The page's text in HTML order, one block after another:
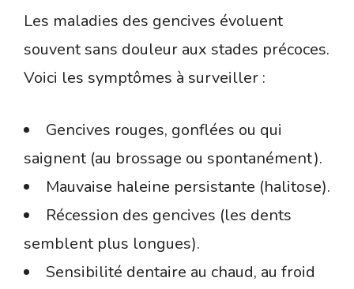
Les maladies des gencives évoluent
souvent sans douleur aux stades précoces.
Voici les symptômes à surveiller :
Gencives rouges, gonflées ou qui
saignent (au brossage ou spontanément).
Mauvaise haleine persistante (halitose).
Récession des gencives (les dents
semblent plus longues).
Sensibilité dentaire au chaud, au froid